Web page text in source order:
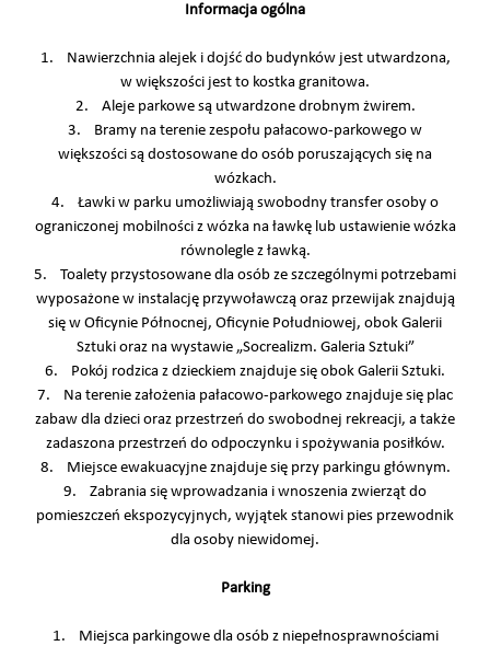
Informacja ogólna
1. Nawierzchnia alejek i dojść do budynków jest utwardzona,
w większości jest to kostka granitowa.
2. Aleje parkowe są utwardzone drobnym żwirem.
3. Bramy na terenie zespołu pałacowo-parkowego w
większości są dostosowane do osób poruszających się na
wózkach.
4. Ławki w parku umożliwiają swobodny transfer osoby o
ograniczonej mobilności z wózka na ławkę lub ustawienie wózka
równolegle z ławką.
5. Toalety przystosowane dla osób ze szczególnymi potrzebami
wyposażone w instalację przywoławczą oraz przewijak znajdują
się w Oficynie Północnej, Oficynie Południowej, obok Galerii
Sztuki oraz na wystawie „Socrealizm. Galeria Sztuki”
6. Pokój rodzica z dzieckiem znajduje się obok Galerii Sztuki.
7. Na terenie założenia pałacowo-parkowego znajduje się plac
zabaw dla dzieci oraz przestrzeń do swobodnej rekreacji, a także
zadaszona przestrzeń do odpoczynku i spożywania posiłków.
8. Miejsce ewakuacyjne znajduje się przy parkingu głównym.
9. Zabrania się wprowadzania i wnoszenia zwierząt do
pomieszczeń ekspozycyjnych, wyjątek stanowi pies przewodnik
dla osoby niewidomej.
Parking
1. Miejsca parkingowe dla osób z niepełnosprawnościami